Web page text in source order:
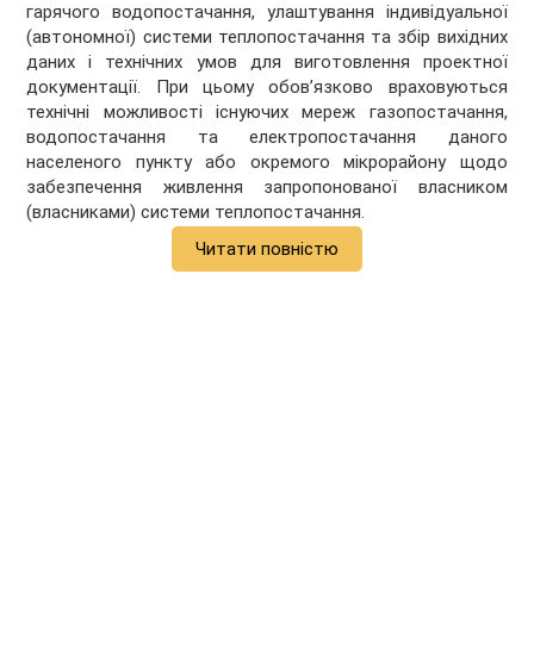
гарячого водопостачання, улаштування індивідуальної
(автономної) системи теплопостачання та збір вихідних
даних і технічних умов для виготовлення проектної
документації. При цьому обов’язково враховуються
технічні можливості існуючих мереж газопостачання,
водопостачання та електропостачання даного
населеного пункту або окремого мікрорайону щодо
забезпечення живлення запропонованої власником
(власниками) системи теплопостачання.
Читати повністю